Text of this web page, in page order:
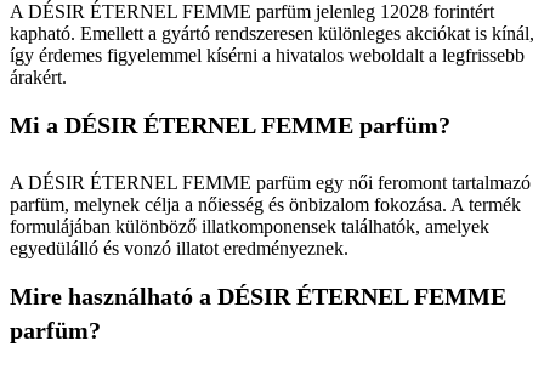
A DÉSIR ÉTERNEL FEMME parfüm jelenleg 12028 forintért
kapható. Emellett a gyártó rendszeresen különleges akciókat is kínál,
így érdemes figyelemmel kísérni a hivatalos weboldalt a legfrissebb
árakért.
Mi a DÉSIR ÉTERNEL FEMME parfüm?
A DÉSIR ÉTERNEL FEMME parfüm egy női feromont tartalmazó
parfüm, melynek célja a nőiesség és önbizalom fokozása. A termék
formulájában különböző illatkomponensek találhatók, amelyek
egyedülálló és vonzó illatot eredményeznek.
Mire használható a DÉSIR ÉTERNEL FEMME
parfüm?